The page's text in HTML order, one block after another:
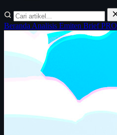
Beranda Analisis Emiten BriefPRO